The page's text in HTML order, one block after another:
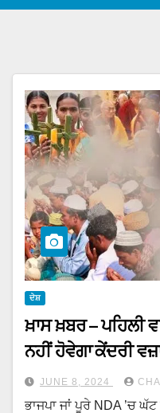
ਦੇਸ਼
ਖ਼ਾਸ ਖ਼ਬਰ – ਪਹਿਲੀ
ਨਹੀਂ ਹੋਵੇਗਾ ਕੇਂਦਰੀ
JUNE 8, 2024
ਭਾਜਪਾ ਜਾਂ ਪੂਰੇ NDA ’ਚ